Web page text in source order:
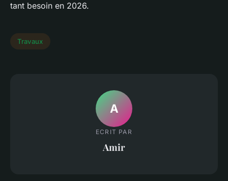
tant besoin en 2026.
Travaux
A
ECRIT PAR
Amir